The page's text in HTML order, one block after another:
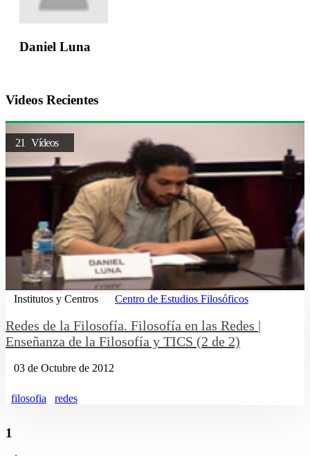
Daniel Luna
Videos Recientes
21 Vídeos
Institutos y Centros Centro de Estudios Filosóficos
Redes de la Filosofía. Filosofía en las Redes |
Enseñanza de la Filosofía y TICS (2 de 2)
03 de Octubre de 2012
filosofia redes
1